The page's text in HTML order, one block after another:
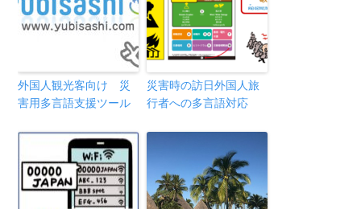
外国人観光客向け 災
害用多言語支援ツール
災害時の訪日外国人旅
行者への多言語対応